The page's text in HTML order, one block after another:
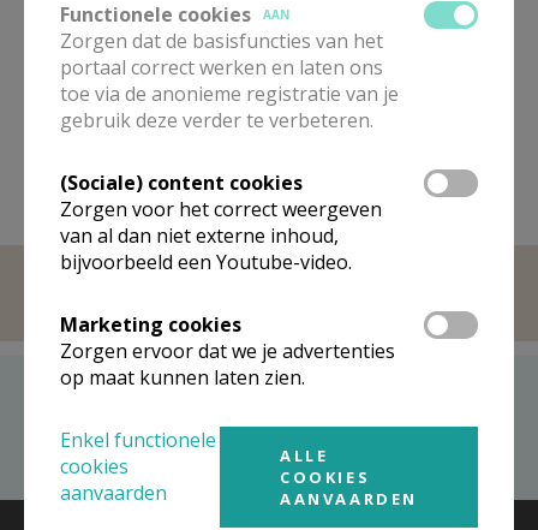
Gebedsintentie paus oktober 2024:
voor een gedeelde missie
Recent bezocht
H. Marta en Maria Parochie in Aalter
Functionele cookies
AAN
Zorgen dat de basisfuncties van het
portaal correct werken en laten ons
toe via de anonieme registratie van je
gebruik deze verder te verbeteren.
(Sociale) content cookies
Zorgen voor het correct weergeven
van al dan niet externe inhoud,
bijvoorbeeld een Youtube-video.
Marketing cookies
Zorgen ervoor dat we je advertenties
op maat kunnen laten zien.
Enkel functionele
cookies
aanvaarden
ALLE
COOKIES
AANVAARDEN